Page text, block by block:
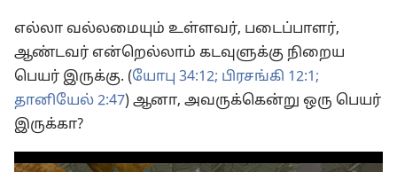
எல்லா வல்லமையும் உள்ளவர், படைப்பாளர்,
ஆண்டவர் என்றெல்லாம் கடவுளுக்கு நிறைய
பெயர் இருக்கு. (யோபு 34:12; பிரசங்கி 12:1;
தானியேல் 2:47) ஆனா, அவருக்கென்று ஒரு பெயர்
இருக்கா?